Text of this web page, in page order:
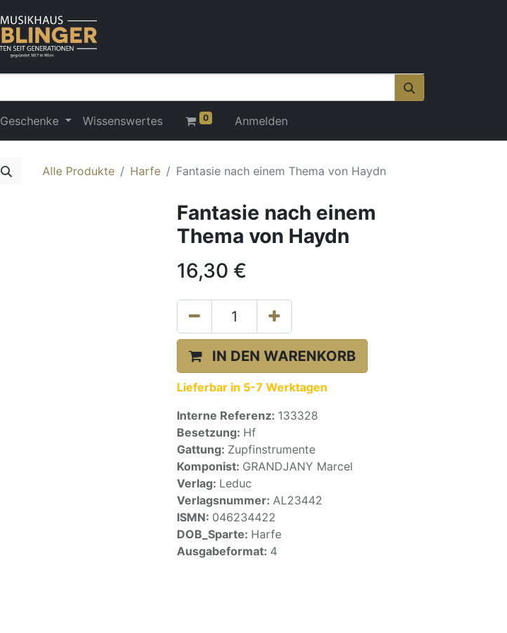
Geschenke Wissenswertes 0 Anmelden
Alle Produkte Harfe Fantasie nach einem Thema von Haydn
Fantasie nach einem
Thema von Haydn
16,30 €
IN DEN WARENKORB
Lieferbar in 5-7 Werktagen
Interne Referenz: 133328
Besetzung: Hf
Gattung: Zupfinstrumente
Komponist: GRANDJANY Marcel
Verlag: Leduc
Verlagsnummer: AL23442
ISMN: 046234422
DOB_Sparte: Harfe
Ausgabeformat: 4